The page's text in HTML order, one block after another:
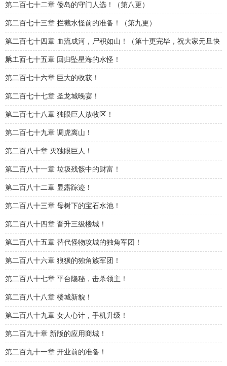
第二百七十二章 倭岛的守门人选！（第八更）
第二百七十三章 拦截水怪前的准备！（第九更）
第二百七十四章 血流成河，尸积如山！（第十更完毕，祝大家元旦快
乐！）
第二百七十五章 回归坠星海的水怪！
第二百七十六章 巨大的收获！
第二百七十七章 圣龙城晚宴！
第二百七十八章 独眼巨人放牧区！
第二百七十九章 调虎离山！
第二百八十章 灭独眼巨人！
第二百八十一章 垃圾残骸中的财富！
第二百八十二章 显露踪迹！
第二百八十三章 母树下的宝石水池！
第二百八十四章 晋升三级楼城！
第二百八十五章 替代怪物攻城的独角军团！
第二百八十六章 狼狈的独角族军团！
第二百八十七章 平台隐秘，击杀领主！
第二百八十八章 楼城新貌！
第二百八十九章 女人心计，手机升级！
第二百九十章 新版的应用商城！
第二百九十一章 开业前的准备！